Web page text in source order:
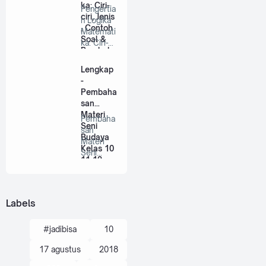
ka: Ciri-
ciri, Jenis
, Contoh
Soal &
Pembaha
Pengertia
n Logika
Matemati
ka: Ciri-
, …
Lengkap
-
Pembaha
san
Materi
Seni
Budaya
Kelas 10
11 12
Pembaha
san
Materi
Seni
Labels
#jadibisa 10
17 agustus 2018